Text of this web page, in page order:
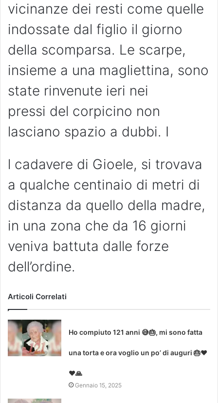
vicinanze dei resti come quelle
indossate dal figlio il giorno
della scomparsa. Le scarpe,
insieme a una magliettina, sono
state rinvenute ieri nei
pressi del corpicino non
lasciano spazio a dubbi. I
l cadavere di Gioele, si trovava
a qualche centinaio di metri di
distanza da quello della madre,
in una zona che da 16 giorni
veniva battuta dalle forze
dell’ordine.
Articoli Correlati
Ho compiuto 121 anni 😅🎂, mi sono fatta
una torta e ora voglio un po’ di auguri 🎂❤
❤🙏
Gennaio 15, 2025